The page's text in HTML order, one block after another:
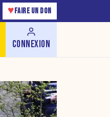
♥ FAIRE UN DON
CONNEXION